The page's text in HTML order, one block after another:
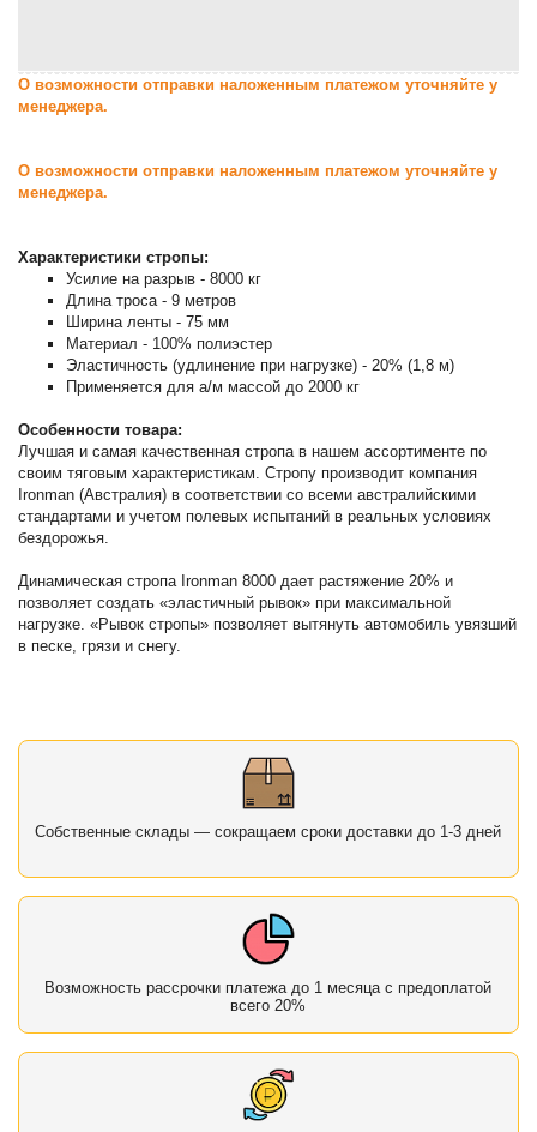
О возможности отправки наложенным платежом уточняйте у
менеджера.
О возможности отправки наложенным платежом уточняйте у
менеджера.
Характеристики стропы:
Усилие на разрыв - 8000 кг
Длина троса - 9 метров
Ширина ленты - 75 мм
Материал - 100% полиэстер
Эластичность (удлинение при нагрузке) - 20% (1,8 м)
Применяется для а/м массой до 2000 кг
Особенности товара:
Лучшая и самая качественная стропа в нашем ассортименте по
своим тяговым характеристикам. Стропу производит компания
Ironman (Австралия) в соответствии со всеми австралийскими
стандартами и учетом полевых испытаний в реальных условиях
бездорожья.
Динамическая стропа Ironman 8000 дает растяжение 20% и
позволяет создать «эластичный рывок» при максимальной
нагрузке. «Рывок стропы» позволяет вытянуть автомобиль увязший
в песке, грязи и снегу.
Собственные склады — сокращаем сроки доставки до 1-3 дней
Возможность рассрочки платежа до 1 месяца с предоплатой
всего 20%